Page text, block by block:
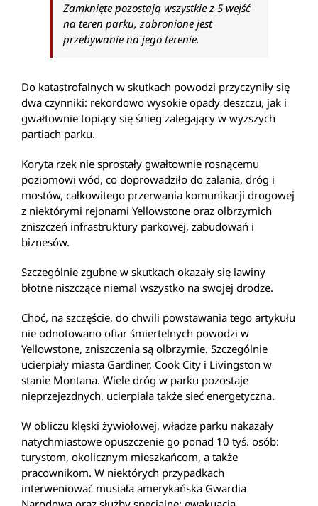
Zamknięte pozostają wszystkie z 5 wejść
na teren parku, zabronione jest
przebywanie na jego terenie.
Do katastrofalnych w skutkach powodzi przyczyniły się
dwa czynniki: rekordowo wysokie opady deszczu, jak i
gwałtownie topiący się śnieg zalegający w wyższych
partiach parku.
Koryta rzek nie sprostały gwałtownie rosnącemu
poziomowi wód, co doprowadziło do zalania, dróg i
mostów, całkowitego przerwania komunikacji drogowej
z niektórymi rejonami Yellowstone oraz olbrzymich
zniszczeń infrastruktury parkowej, zabudowań i
biznesów.
Szczególnie zgubne w skutkach okazały się lawiny
błotne niszczące niemal wszystko na swojej drodze.
Choć, na szczęście, do chwili powstawania tego artykułu
nie odnotowano ofiar śmiertelnych powodzi w
Yellowstone, zniszczenia są olbrzymie. Szczególnie
ucierpiały miasta Gardiner, Cook City i Livingston w
stanie Montana. Wiele dróg w parku pozostaje
nieprzejezdnych, ucierpiała także sieć energetyczna.
W obliczu klęski żywiołowej, władze parku nakazały
natychmiastowe opuszczenie go ponad 10 tyś. osób:
turystom, okolicznym mieszkańcom, a także
pracownikom. W niektórych przypadkach
interweniować musiała amerykańska Gwardia